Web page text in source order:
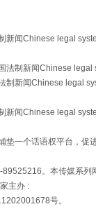
闻Chinese legal
制新闻Chinese legal
新闻Chinese legal
闻Chinese legal
一个话语权平台，促
。本传媒系
主办 :
号。